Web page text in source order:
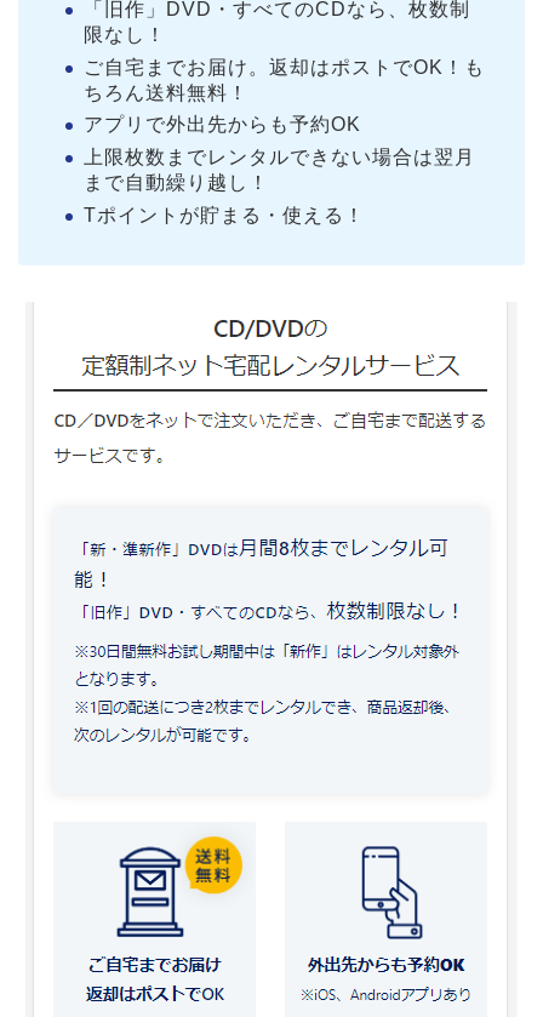
「旧作」DVD・すべてのCDなら、枚数制
限なし！
ご自宅までお届け。返却はポストでOK！も
ちろん送料無料！
アプリで外出先からも予約OK
上限枚数までレンタルできない場合は翌月
まで自動繰り越し！
Tポイントが貯まる・使える！